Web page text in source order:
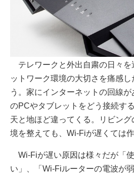
テレワークと外出自粛の日々を
ットワーク環境の大切さを痛感
う。家にインターネットの回線
のPCやタブレットをどう接続す
天と地ほど違ってくる。リビン
境を整えても、Wi-Fiが遅くては
Wi-Fiが遅い原因は様々だが「
い」、「Wi-Fiルーターの電波が